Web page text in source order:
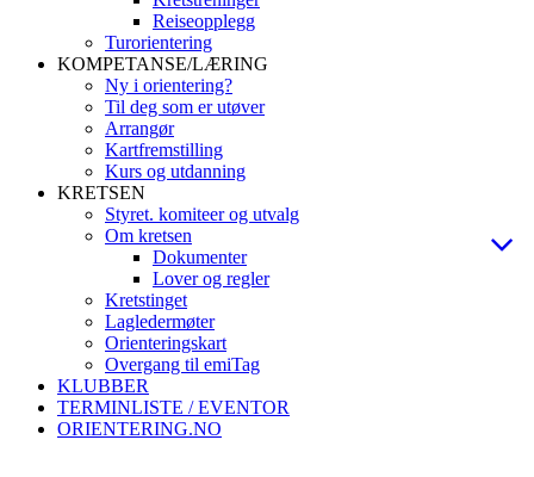
Reiseopplegg
Turorientering
KOMPETANSE/LÆRING
Ny i orientering?
Til deg som er utøver
Arrangør
Kartfremstilling
Kurs og utdanning
KRETSEN
Styret. komiteer og utvalg
Om kretsen
Dokumenter
Lover og regler
Kretstinget
Lagledermøter
Orienteringskart
Overgang til emiTag
KLUBBER
TERMINLISTE / EVENTOR
ORIENTERING.NO